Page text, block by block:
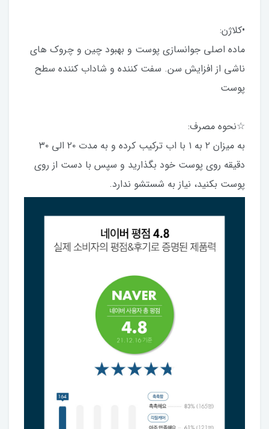
•کلاژن:
ماده اصلی جوانسازی پوست و بهبود چین و چروک های
ناشی از افزایش سن. سفت کننده و شاداب کننده سطح
پوست
☆نحوه مصرف:
به میزان ۲ به ۱ با اب ترکیب کرده و به مدت ۲۰ الی ۳۰
دقیقه روی پوست خود بگذارید و سپس با دست از روی
پوست بکنید، نیاز به شستشو ندارد.